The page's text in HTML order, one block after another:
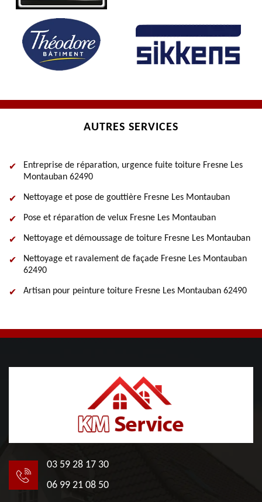
AUTRES SERVICES
Entreprise de réparation, urgence fuite toiture Fresne Les
Montauban 62490
Nettoyage et pose de gouttière Fresne Les Montauban
Pose et réparation de velux Fresne Les Montauban
Nettoyage et démoussage de toiture Fresne Les Montauban
Nettoyage et ravalement de façade Fresne Les Montauban
62490
Artisan pour peinture toiture Fresne Les Montauban 62490
03 59 28 17 30
06 99 21 08 50